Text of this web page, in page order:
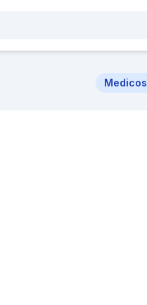
Medicos